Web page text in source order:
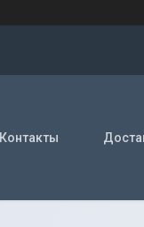
Контакты